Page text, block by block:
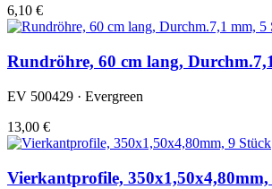
6,10 €
Rundröhre, 60 cm lang,
EV 500429 · Evergreen
13,00 €
Vierkantprofile, 350x1,50x4,80mm,